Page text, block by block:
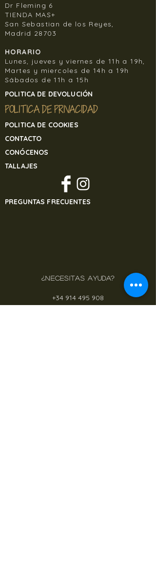
Dr Fleming 6
TIENDA MAS+
San Sebastian de los Reyes,
Madrid 28703
HORARIO
Lunes, jueves y viernes de 11h a 19h,
Martes y miercoles de 14h a 19h
Sábados de 11h a 15h
POLITICA DE DEVOLUCIÓN
POLITICA DE PRIVACIDAD
POLITICA DE COOKIES
CONTACTO
CONÓCENOS
TALLAJES
PREGUNTAS FRECUENTES
¿NECESITAS AYUDA?
+34 914 495 908
banjulsisters@gmail.com